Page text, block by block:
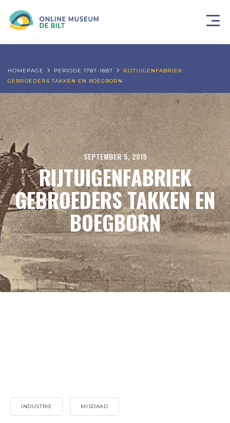
HOMEPAGE PERIODE 1787-1887
RIJTUIGENFABRIEK
GEBROEDERS TAKKEN EN BOEGBORN
SEPTEMBER 5, 2019
RIJTUIGENFABRIEK
GEBROEDERS TAKKEN EN
BOEGBORN
INDUSTRIE MISDAAD